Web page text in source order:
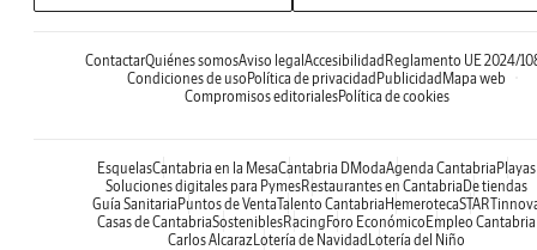
ContactarQuiénes somosAviso legalAccesibilidadReglamento UE 2024/
Condiciones de usoPolítica de privacidadPublicidadMapa web
Compromisos editorialesPolítica de cookies
EsquelasCantabria en la MesaCantabria DModaAgenda CantabriaPlayas
Soluciones digitales para PymesRestaurantes en CantabriaDe tiendas
Guía SanitariaPuntos de VentaTalento CantabriaHemeroteca
Casas de CantabriaSosteniblesRacingForo EconómicoEmpleo Cantabria
Carlos AlcarazLotería de NavidadLotería del Niño